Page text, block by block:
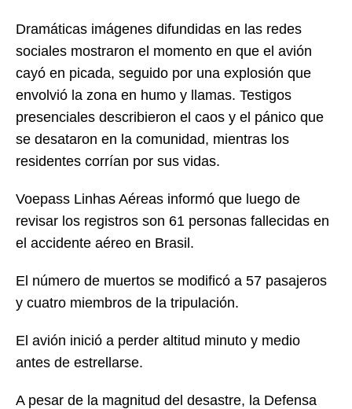
Dramáticas imágenes difundidas en las redes
sociales mostraron el momento en que el avión
cayó en picada, seguido por una explosión que
envolvió la zona en humo y llamas. Testigos
presenciales describieron el caos y el pánico que
se desataron en la comunidad, mientras los
residentes corrían por sus vidas.
Voepass Linhas Aéreas informó que luego de
revisar los registros son 61 personas fallecidas en
el accidente aéreo en Brasil.
El número de muertos se modificó a 57 pasajeros
y cuatro miembros de la tripulación.
El avión inició a perder altitud minuto y medio
antes de estrellarse.
A pesar de la magnitud del desastre, la Defensa